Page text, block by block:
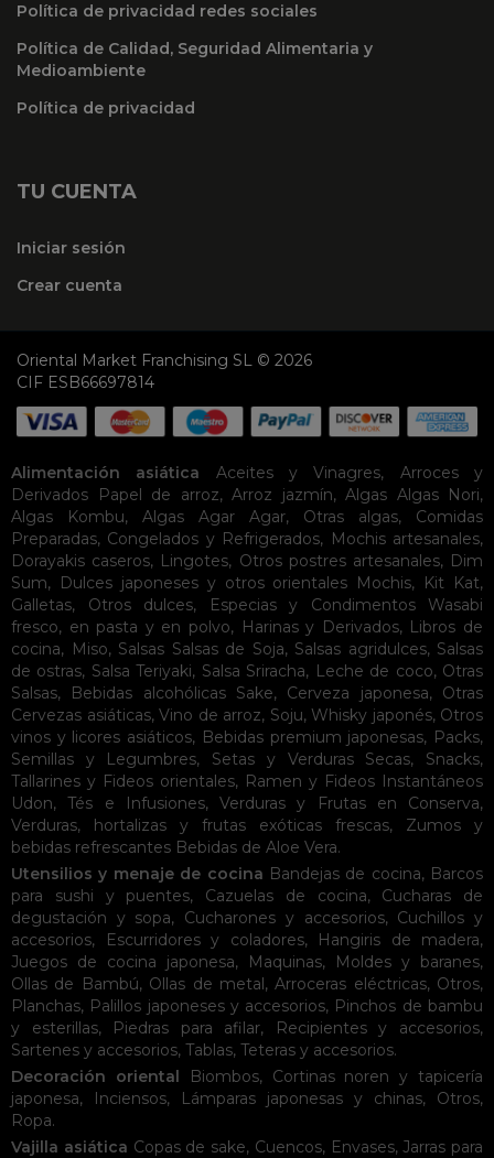
Política de privacidad redes sociales
Política de Calidad, Seguridad Alimentaria y
Medioambiente
Política de privacidad
TU CUENTA
Iniciar sesión
Crear cuenta
Oriental Market Franchising SL © 2026
CIF ESB66697814
Alimentación asiática Aceites y Vinagres, Arroces y
Derivados
Papel de arroz, Arroz jazmín, Algas Algas Nori,
Algas Kombu, Algas Agar Agar, Otras algas, Comidas
Preparadas, Congelados y Refrigerados, Mochis artesanales,
Dorayakis caseros, Lingotes, Otros postres artesanales, Dim
Sum, Dulces japoneses y otros orientales Mochis, Kit Kat,
Galletas, Otros dulces, Especias y Condimentos
Wasabi
fresco, en pasta y en polvo, Harinas y Derivados, Libros de
cocina, Miso, Salsas Salsas de Soja, Salsas agridulces, Salsas
de ostras, Salsa Teriyaki, Salsa Sriracha, Leche de coco, Otras
Salsas, Bebidas alcohólicas Sake, Cerveza japonesa, Otras
Cervezas asiáticas, Vino de arroz, Soju, Whisky japonés, Otros
vinos y licores asiáticos, Bebidas premium japonesas, Packs,
Semillas y Legumbres, Setas y Verduras Secas, Snacks,
Tallarines y Fideos orientales, Ramen y Fideos Instantáneos
Udon,Tés e Infusiones, Verduras y Frutas en Conserva,
Verduras, hortalizas y frutas exóticas frescas, Zumos y
bebidas refrescantes Bebidas de Aloe Vera.
Utensilios y menaje de cocina Bandejas de cocina, Barcos
para sushi y puentes, Cazuelas de cocina, Cucharas de
degustación y sopa, Cucharones y accesorios, Cuchillos y
accesorios, Escurridores y coladores, Hangiris de madera,
Juegos de cocina japonesa, Maquinas, Moldes y baranes,
Ollas de Bambú, Ollas de metal,Arroceras eléctricas, Otros,
Planchas, Palillos japoneses y accesorios, Pinchos de bambu
y esterillas, Piedras para afilar, Recipientes y accesorios,
Sartenes y accesorios, Tablas, Teteras y accesorios.
Decoración oriental
Biombos, Cortinas noren y tapicería
japonesa, Inciensos, Lámparas japonesas y chinas, Otros,
Ropa.
Vajilla asiática Copas de sake, Cuencos, Envases,Jarras para